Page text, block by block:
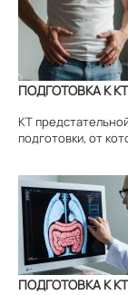
ПОДГОТОВКА К
КТ
подготовки, от
ПОДГОТОВКА К